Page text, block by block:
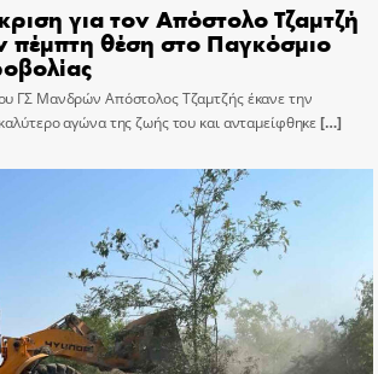
για τον Απόστολο Τζαμτζή
πέμπτη θέση στο Παγκόσμιο
ΓΣ Μανδρών Απόστολος Τζαμτζής έκανε την
αγώνα της ζωής του και ανταμείφθηκε[…]